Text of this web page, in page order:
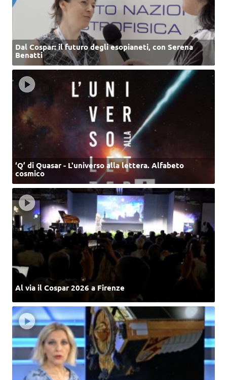
Dal Cospar: il futuro degli esopianeti, con Serena
Benatti
‘Q’ di Quasar - L'universo alla lettera. Alfabeto
cosmico
Al via il Cospar 2026 a Firenze